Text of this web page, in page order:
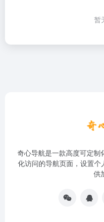
暂
奇心导航是一款高度可定制
化访问的导航页面，设置个
供